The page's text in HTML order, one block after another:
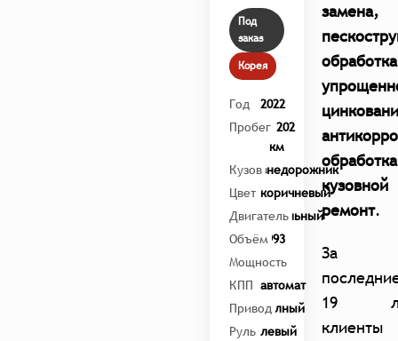
Под
заказ
Корея
Год
2022
Пробег45 202
км
Кузоввнедорожник
Цвет коричневый
Двигательдизельный
Объём2993
Мощность
335
КПП автомат
Приводполный
Руль левый
замена,
кузовной
ремонт.
За
19
клиенты